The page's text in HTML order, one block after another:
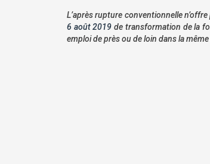
L’après rupture conventionnelle
6 août 2019 de transformation de la
emploi de près ou de loin dans la